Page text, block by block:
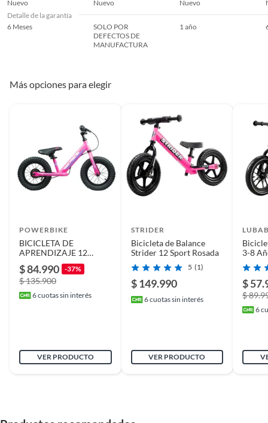
Detalle de la garantía
MiniRider 12
Nuevo
Nuevo Nuevo
Detalle de la garantía
6 Meses
SOLO POR
DEFECTOS DE
MANUFACTURA
1 año
Más opciones para elegir
POWERBIKE
BICICLETA DE
APRENDIZAJE 12
POWERBIKE ROSADA
$ 84.990 -37%
$ 135.900
6cuotas sin interés
VER PRODUCTO
STRIDER
Bicicleta de Balance
Strider 12 Sport Rosada
5 (1)
$ 149.990
6cuotas sin interés
VER PRODUCTO
3-8
$
$
6